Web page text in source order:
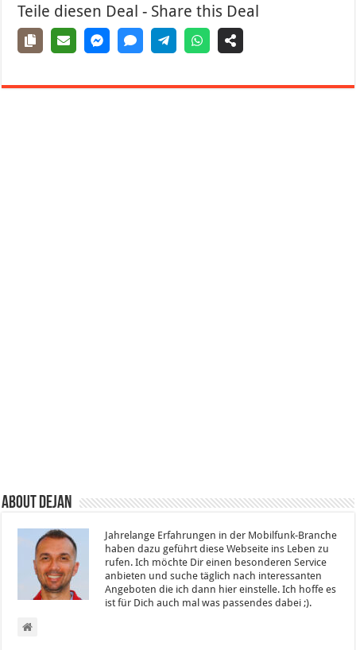
Teile diesen Deal - Share this Deal
About Dejan
Jahrelange Erfahrungen in der Mobilfunk-Branche
haben dazu geführt diese Webseite ins Leben zu
rufen. Ich möchte Dir einen besonderen Service
anbieten und suche täglich nach interessanten
Angeboten die ich dann hier einstelle. Ich hoffe es
ist für Dich auch mal was passendes dabei ;).